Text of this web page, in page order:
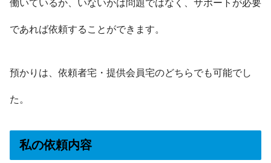
働いているか、いないかは問題ではなく、サポートが必要
であれば依頼することができます。
預かりは、依頼者宅・提供会員宅のどちらでも可能でし
た。
私の依頼内容